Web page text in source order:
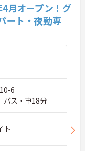
4月オープン！グ
ート・夜勤専
6
バス・車18分
ト